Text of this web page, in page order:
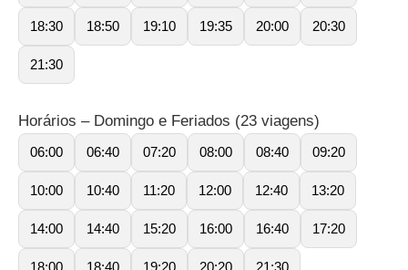
18:30 18:50 19:10 19:35 20:00 20:30
21:30
Horários – Domingo e Feriados (23 viagens)
06:00 06:40 07:20 08:00 08:40 09:20
10:00 10:40 11:20 12:00 12:40 13:20
14:00 14:40 15:20 16:00 16:40 17:20
18:00 18:40 19:20 20:20 21:30